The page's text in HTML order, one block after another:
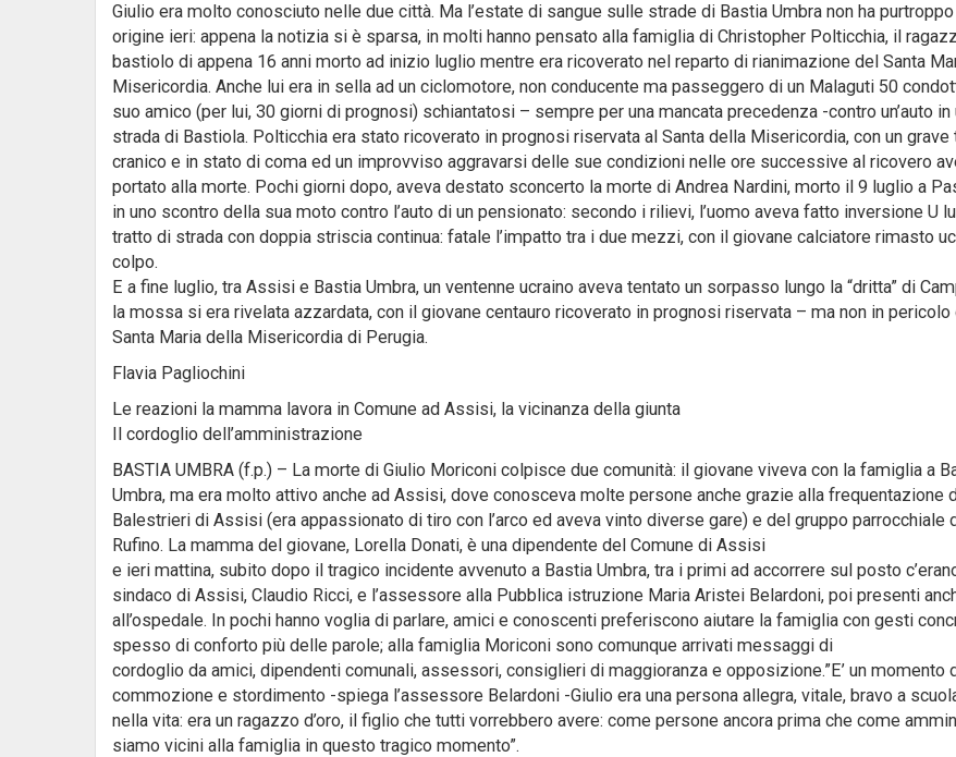
Giulio era molto conosciuto nelle due città. Ma l’estate di sangue sulle strade di Bastia Umbra non ha
origine ieri: appena la notizia si è sparsa, in molti hanno pensato alla famiglia di Christopher Polticchia, il
bastiolo di appena 16 anni morto ad inizio luglio mentre era ricoverato nel reparto di rianimazione del Santa
Misericordia. Anche lui era in sella ad un ciclomotore, non conducente ma passeggero di un Malaguti 50
suo amico (per lui, 30 giorni di prognosi) schiantatosi – sempre per una mancata precedenza -contro un’auto in
strada di Bastiola. Polticchia era stato ricoverato in prognosi riservata al Santa della Misericordia, con un grave
cranico e in stato di coma ed un improvviso aggravarsi delle sue condizioni nelle ore successive al ricovero
portato alla morte. Pochi giorni dopo, aveva destato sconcerto la morte di Andrea Nardini, morto il 9 luglio a
in uno scontro della sua moto contro l’auto di un pensionato: secondo i rilievi, l’uomo aveva fatto inversione U
tratto di strada con doppia striscia continua: fatale l’impatto tra i due mezzi, con il giovane calciatore rimasto
colpo.
E a fine luglio, tra Assisi e Bastia Umbra, un ventenne ucraino aveva tentato un sorpasso lungo la “dritta” di
la mossa si era rivelata azzardata, con il giovane centauro ricoverato in prognosi riservata – ma non in
Santa Maria della Misericordia di Perugia.
Flavia Pagliochini
Le reazioni la mamma lavora in Comune ad Assisi, la vicinanza della giunta
Il cordoglio dell’amministrazione
BASTIA UMBRA (f.p.) – La morte di Giulio Moriconi colpisce due comunità: il giovane viveva con la famiglia a
Umbra, ma era molto attivo anche ad Assisi, dove conosceva molte persone anche grazie alla frequentazione
Balestrieri di Assisi (era appassionato di tiro con l’arco ed aveva vinto diverse gare) e del gruppo parrocchiale
Rufino. La mamma del giovane, Lorella Donati, è una dipendente del Comune di Assisi
e ieri mattina, subito dopo il tragico incidente avvenuto a Bastia Umbra, tra i primi ad accorrere sul posto
sindaco di Assisi, Claudio Ricci, e l’assessore alla Pubblica istruzione Maria Aristei Belardoni, poi presenti
all’ospedale. In pochi hanno voglia di parlare, amici e conoscenti preferiscono aiutare la famiglia con gesti
spesso di conforto più delle parole; alla famiglia Moriconi sono comunque arrivati messaggi di
cordoglio da amici, dipendenti comunali, assessori, consiglieri di maggioranza e opposizione.”E’ un momento
commozione e stordimento -spiega l’assessore Belardoni -Giulio era una persona allegra, vitale, bravo a
nella vita: era un ragazzo d’oro, il figlio che tutti vorrebbero avere: come persone ancora prima che come
siamo vicini alla famiglia in questo tragico momento”.